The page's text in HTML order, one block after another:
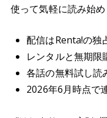
使って気軽に読み始め
配信はRenta!の独
レンタルと無期限
各話の無料試し読
2026年6月時点で